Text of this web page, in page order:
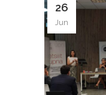
26
Jun